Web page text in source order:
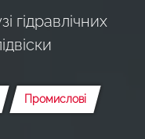
гідравлічних
Промислові